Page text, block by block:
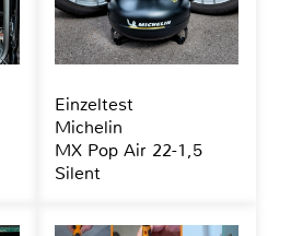
Einzeltest
Michelin
MX Pop Air 22-1,5
Silent